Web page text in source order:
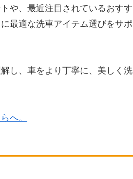
や、最近注目されているおすす
最適な洗車アイテム選びをサポ
し、車をより丁寧に、美しく洗
へ。